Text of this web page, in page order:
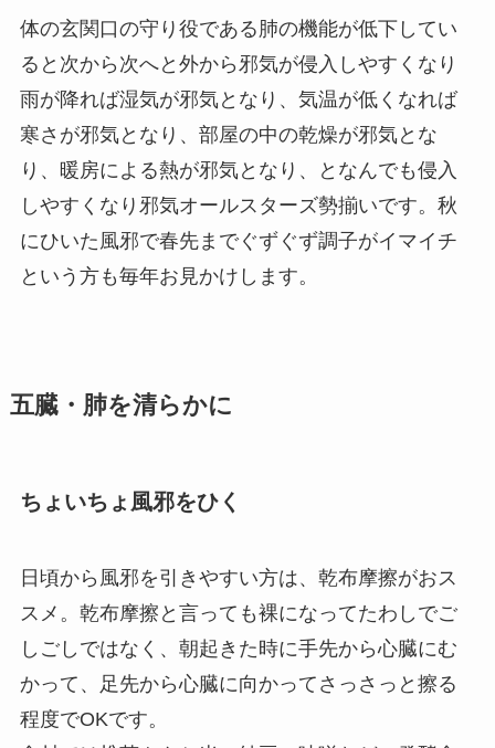
体の玄関口の守り役である肺の機能が低下してい
ると次から次へと外から邪気が侵入しやすくなり
雨が降れば湿気が邪気となり、気温が低くなれば
寒さが邪気となり、部屋の中の乾燥が邪気とな
り、暖房による熱が邪気となり、となんでも侵入
しやすくなり邪気オールスターズ勢揃いです。秋
にひいた風邪で春先までぐずぐず調子がイマイチ
という方も毎年お見かけします。
五臓・肺を清らかに
ちょいちょ風邪をひく
日頃から風邪を引きやすい方は、乾布摩擦がおス
スメ。乾布摩擦と言っても裸になってたわしでご
しごしではなく、朝起きた時に手先から心臓にむ
かって、足先から心臓に向かってさっさっと擦る
程度でOKです。